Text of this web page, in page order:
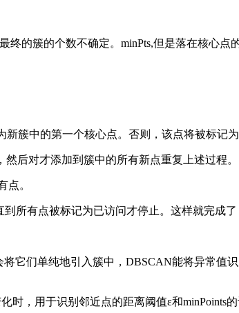
的簇的个数不确定。minPts,但是落在核心点
簇中的第一个核心点。否则，该点将被标记
后对才添加到簇中的所有新点重复上述过程。
点。
所有点被标记为已访问才停止。这样就完成了
它们单纯地引入簇中，DBSCAN能将异常值
，用于识别邻近点的距离阈值ε和minPoints